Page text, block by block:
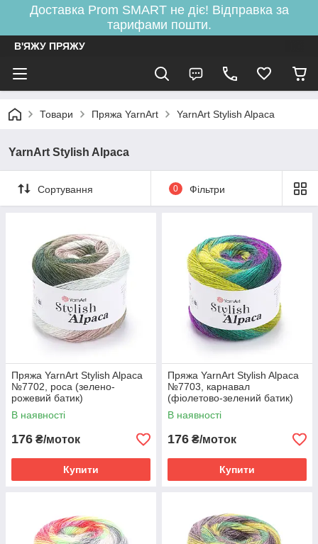
Доставка Prom SMART не діє! Відправка за
тарифами пошти.
В'ЯЖУ ПРЯЖУ
Товари Пряжа YarnArt YarnArt Stylish Alpaca
YarnArt Stylish Alpaca
Сортування 0 Фільтри
Пряжа YarnArt Stylish Alpaca
№7702, роса (зелено-
рожевий батик)
В наявності
176 ₴/моток
Купити
Пряжа YarnArt Stylish Alpaca
№7703, карнавал
(фіолетово-зелений батик)
В наявності
176 ₴/моток
Купити